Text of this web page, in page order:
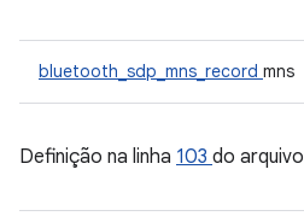
bluetooth_sdp_mns_record mns
Definição na linha 103 do arquivo